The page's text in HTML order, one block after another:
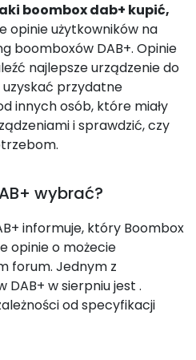
boombox dab+ kupić,
opinie użytkowników na
boomboxów DAB+. Opinie
najlepsze urządzenie do
uzyskać przydatne
innych osób, które miały
i sprawdzić, czy
wybrać?
informuje, który Boombox
opinie o możecie
forum. Jednym z
w sierpniu jest .
od specyfikacji